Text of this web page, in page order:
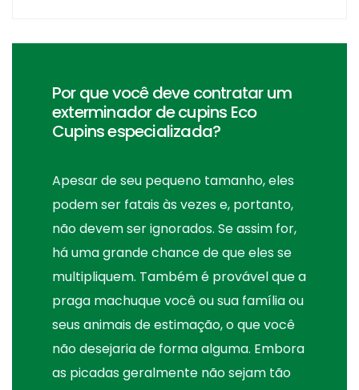
Por que você deve contratar um
exterminador de cupins Eco
Cupins especializada?
Apesar de seu pequeno tamanho, eles
podem ser fatais às vezes e, portanto,
não devem ser ignorados. Se assim for,
há uma grande chance de que eles se
multipliquem. Também é provável que a
praga machuque você ou sua família ou
seus animais de estimação, o que você
não desejaria de forma alguma. Embora
as picadas geralmente não sejam tão